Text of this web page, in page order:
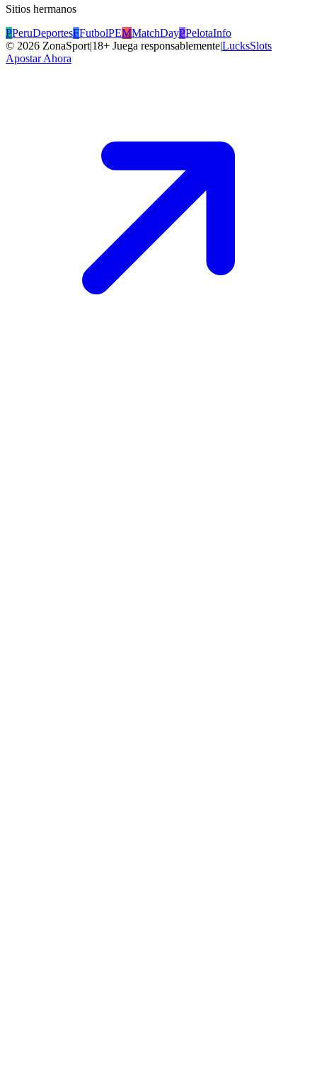
Sitios hermanos
PPeruDeportesFFutbolPEMMatchDayPPelotaInfo
© 2026 ZonaSport|18+ Juega responsablemente|LucksSlots
Apostar Ahora